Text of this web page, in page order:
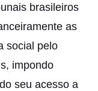
brasileiros
as
social pelo
impondo
seu acesso a